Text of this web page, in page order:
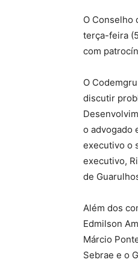
O Conselho
terça-feira
com
O
discutir
o advogado
executivo o
executivo,
de
Além dos
Edmilson
Márcio
Sebrae e o